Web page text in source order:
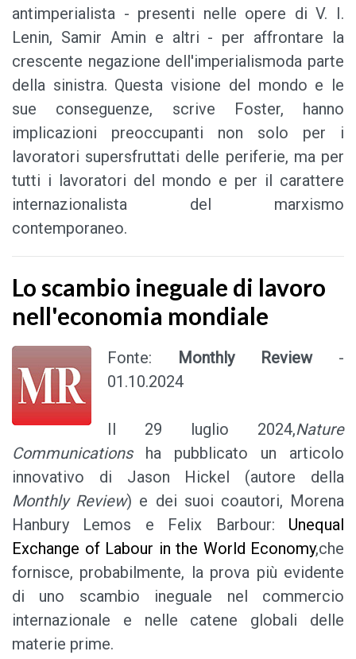
antimperialista - presenti nelle opere di V. I.
Lenin, Samir Amin e altri - per affrontare la
crescente negazione dell'imperialismoda parte
della sinistra. Questa visione del mondo e le
sue conseguenze, scrive Foster, hanno
implicazioni preoccupanti non solo per i
lavoratori supersfruttati delle periferie, ma per
tutti i lavoratori del mondo e per il carattere
internazionalista del marxismo
contemporaneo.
Lo scambio ineguale di lavoro
nell'economia mondiale
Fonte: Monthly Review-
01.10.2024
Il 29 luglio 2024,Nature
Communicationsha pubblicato un articolo
innovativo di Jason Hickel (autore della
Monthly Review) e dei suoi coautori, Morena
Hanbury Lemos e Felix Barbour: Unequal
Exchange of Labour in the World Economy,che
fornisce, probabilmente, la prova più evidente
di uno scambio ineguale nel commercio
internazionale e nelle catene globali delle
materie prime.